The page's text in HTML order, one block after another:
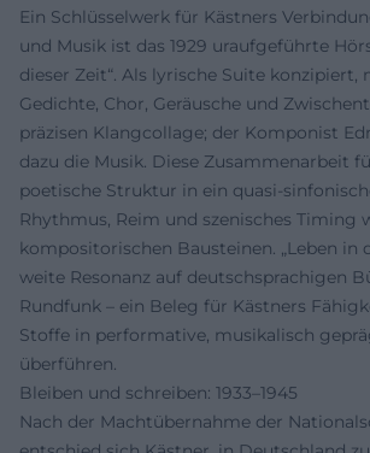
Ein Schlüsselwerk für Kästners
und Musik ist das 1929 uraufgeführte
dieser Zeit“. Als lyrische Suite konzipiert,
Gedichte, Chor, Geräusche und
präzisen Klangcollage; der Komponist
dazu die Musik. Diese Zusammenarbeit
poetische Struktur in ein quasi-
Rhythmus, Reim und szenisches Timing
kompositorischen Bausteinen. „Leben in
weite Resonanz auf deutschsprachigen
Rundfunk – ein Beleg für Kästners
Stoffe in performative, musikalisch
überführen.
Bleiben und schreiben: 1933–1945
Nach der Machtübernahme der